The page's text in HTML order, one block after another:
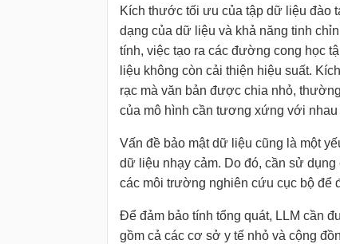
Kích thước tối ưu của tập dữ liệu đào
dạng của dữ liệu và khả năng tinh
tính, việc tạo ra các đường cong học
liệu không còn cải thiện hiệu suất.
rạc mà văn bản được chia nhỏ,
của mô hình cần tương xứng với
Vấn đề bảo mật dữ liệu cũng là một
dữ liệu nhạy cảm. Do đó, cần sử
các môi trường nghiên cứu cục bộ để
Để đảm bảo tính tổng quát, LLM cần
gồm cả các cơ sở y tế nhỏ và cộng